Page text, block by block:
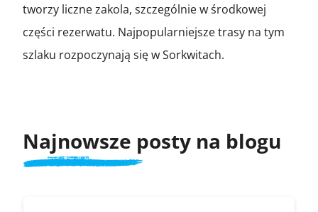
tworzy liczne zakola, szczególnie w środkowej
części rezerwatu. Najpopularniejsze trasy na tym
szlaku rozpoczynają się w Sorkwitach.
Najnowsze posty na blogu